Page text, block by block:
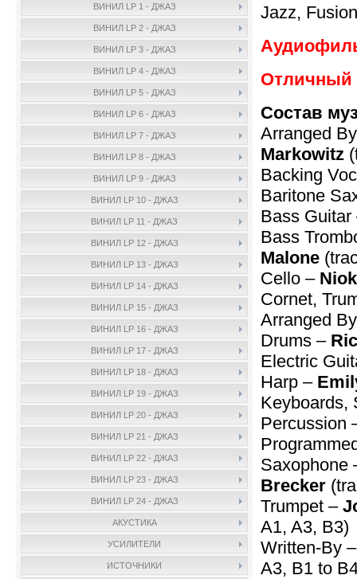
ВИНИЛ LP 1 - ДЖАЗ
ВИНИЛ LP 2 - ДЖАЗ
ВИНИЛ LP 3 - ДЖАЗ
ВИНИЛ LP 4 - ДЖАЗ
ВИНИЛ LP 5 - ДЖАЗ
ВИНИЛ LP 6 - ДЖАЗ
ВИНИЛ LP 7 - ДЖАЗ
ВИНИЛ LP 8 - ДЖАЗ
ВИНИЛ LP 9 - ДЖАЗ
ВИНИЛ LP 10 - ДЖАЗ
ВИНИЛ LP 11 - ДЖАЗ
ВИНИЛ LP 12 - ДЖАЗ
ВИНИЛ LP 13 - ДЖАЗ
ВИНИЛ LP 14 - ДЖАЗ
ВИНИЛ LP 15 - ДЖАЗ
ВИНИЛ LP 16 - ДЖАЗ
ВИНИЛ LP 17 - ДЖАЗ
ВИНИЛ LP 18 - ДЖАЗ
ВИНИЛ LP 19 - ДЖАЗ
ВИНИЛ LP 20 - ДЖАЗ
ВИНИЛ LP 21 - ДЖАЗ
ВИНИЛ LP 22 - ДЖАЗ
ВИНИЛ LP 23 - ДЖАЗ
ВИНИЛ LP 24 - ДЖАЗ
АКУСТИКА
УСИЛИТЕЛИ
ИСТОЧНИКИ
Jazz, Fusion
Отличный
Состав
Arranged
Markowitz
Backing
Baritone
Bass
Bass
Malone
Cello –
Cornet,
Arranged
Drums –
Electric
Harp –
Keyboards,
Percussion
Saxophone
Brecker
Trumpet –
A1, A3, B3)
Written-By
A3, B1 to